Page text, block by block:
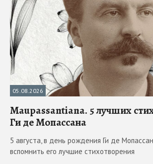
05.08.2026
Maupassantiana. 5 лучших
Ги де Мопассана
5 августа, в день рождения Ги де
вспомнить его лучшие стихотворения